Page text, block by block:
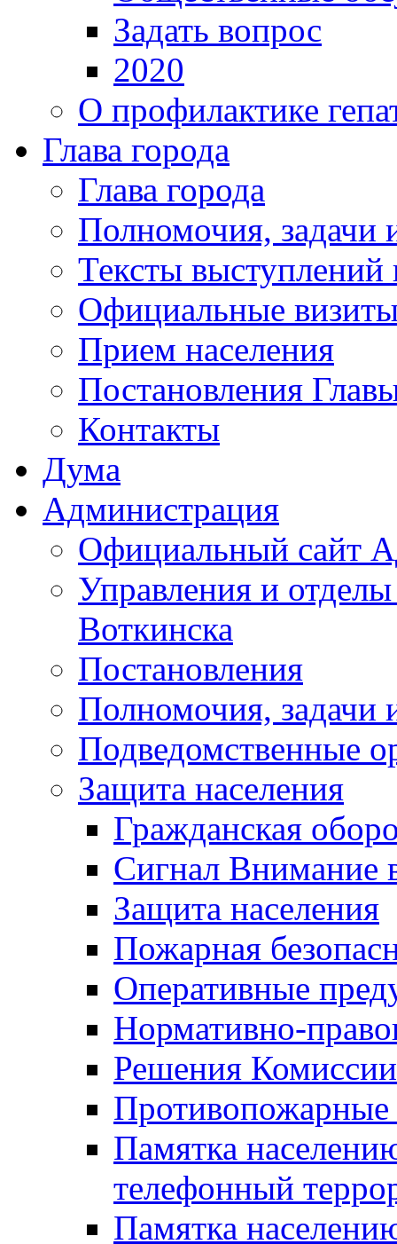
Задать вопрос
2020
О профилактике
Глава города
Глава города
Полномочия, задачи
Тексты выступлений
Официальные
Прием населения
Постановления
Контакты
Дума
Администрация
Официальный сайт
Управления и
Воткинска
Постановления
Полномочия, задачи
Подведомственные
Защита населения
Гражданская
Сигнал Внимание
Защита населения
Пожарная
Оперативные
Нормативно-
Решения
Противопожарные
Памятка
телефонный
Памятка